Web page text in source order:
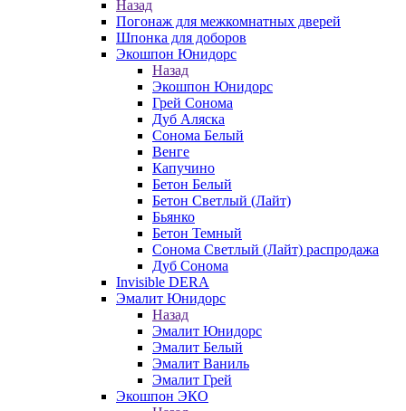
Назад
Погонаж для межкомнатных дверей
Шпонка для доборов
Экошпон Юнидорс
Назад
Экошпон Юнидорс
Грей Сонома
Дуб Аляска
Сонома Белый
Венге
Капучино
Бетон Белый
Бетон Светлый (Лайт)
Бьянко
Бетон Темный
Сонома Светлый (Лайт) распродажа
Дуб Сонома
Invisible DERA
Эмалит Юнидорс
Назад
Эмалит Юнидорс
Эмалит Белый
Эмалит Ваниль
Эмалит Грей
Экошпон ЭКО